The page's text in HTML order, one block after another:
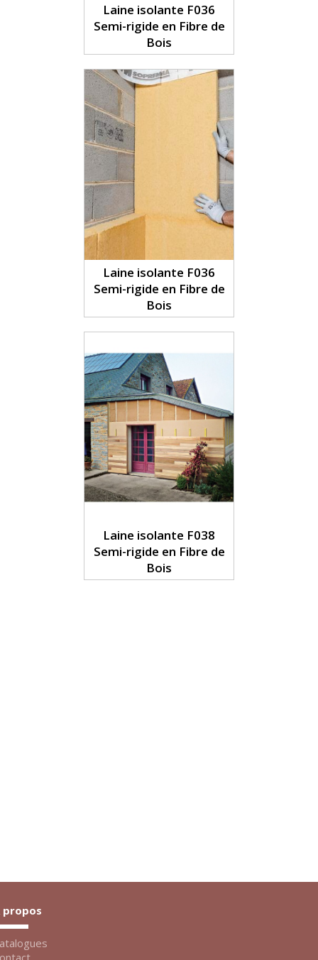
Laine isolante F036
Semi-rigide en Fibre de
Bois
Laine isolante F036
Semi-rigide en Fibre de
Bois
Laine isolante F038
Semi-rigide en Fibre de
Bois
propos